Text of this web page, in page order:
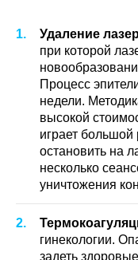
Удаление
при которой
Процесс
недели.
высокой
играет
остановить на
несколько
уничтожения
гинекологии.
задеть